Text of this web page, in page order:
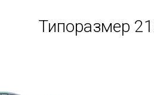
Типоразмер